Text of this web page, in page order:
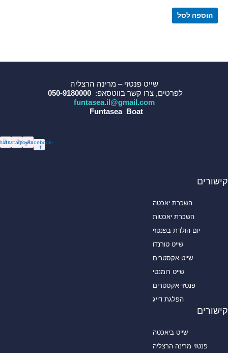
הוספה לסל
שייט פנטזי – מרינה הרצליה
לפרטים, צרו קשר בווטסאפ:050-9180000
funtasea.il@gmail.com
Funtasea Boat
Facebook-
Youtube
Instagram
Whatsapp
השכרת יאכטה
השכרת יאכטות
יום הולדת בפנטזי
שייט טורנדו
שייט אקסטרים
שייט רומנטי
פנטזי אקסטרים
הפלגת דייג
שייט ביאכטה
פנטזי מרינה הרצליה